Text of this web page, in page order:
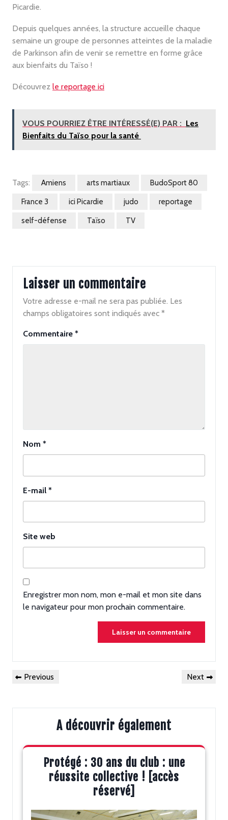
Picardie.
Depuis quelques années, la structure accueille chaque
semaine un groupe de personnes atteintes de la maladie
de Parkinson afin de venir se remettre en forme grâce
aux bienfaits du Taïso !
Découvrez le reportage ici
VOUS POURRIEZ ÊTRE INTÉRESSÉ(E) PAR : Les
Bienfaits du Taïso pour la santé
Tags: Amiens arts martiaux BudoSport 80
France 3 ici Picardie judo reportage
self-défense Taïso TV
Laisser un commentaire
Votre adresse e-mail ne sera pas publiée. Les
champs obligatoires sont indiqués avec *
Commentaire *
Nom *
E-mail *
Site web
Enregistrer mon nom, mon e-mail et mon site dans
le navigateur pour mon prochain commentaire.
Navigation
l’article
Previous
Previous
Next
Next
A découvrir également
Protégé : 30 ans du club : une
réussite collective ! [accès
réservé]